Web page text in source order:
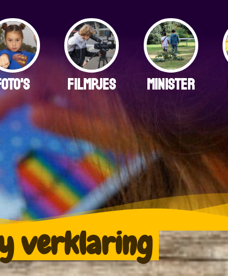
FILMPJES MINISTER
verklaring